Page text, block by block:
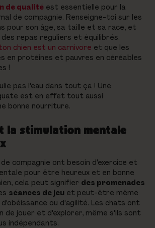
de qualité est essentielle pour la
de compagnie. Renseigne-toi sur les
pour son âge, sa taille et sa race, et
des repas réguliers et équilibrés.
chien est un carnivore et que les
en protéines et pauvres en céréables
!
pas l'eau dans tout ça ! Une
est en effet tout aussi
bonne nourriture.
la stimulation mentale
de compagnie ont besoin d'exercice et
pour être heureux et en bonne
cela peut signifier des promenades
séances de jeu et peut-être même
ou d'agilité. Les chats ont
de jouer et d'explorer, même s'ils sont
indépendants.